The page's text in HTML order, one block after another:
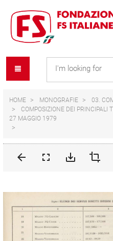
content
navigation
menu
HOME MONOGRAFIE
03.
COMPOSIZIONE DEI PRINCIPALI
27 MAGGIO 1979